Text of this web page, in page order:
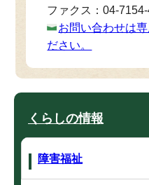
ファクス：04-7154-
お問い合わせは
ださい。
くらしの情報
障害福祉